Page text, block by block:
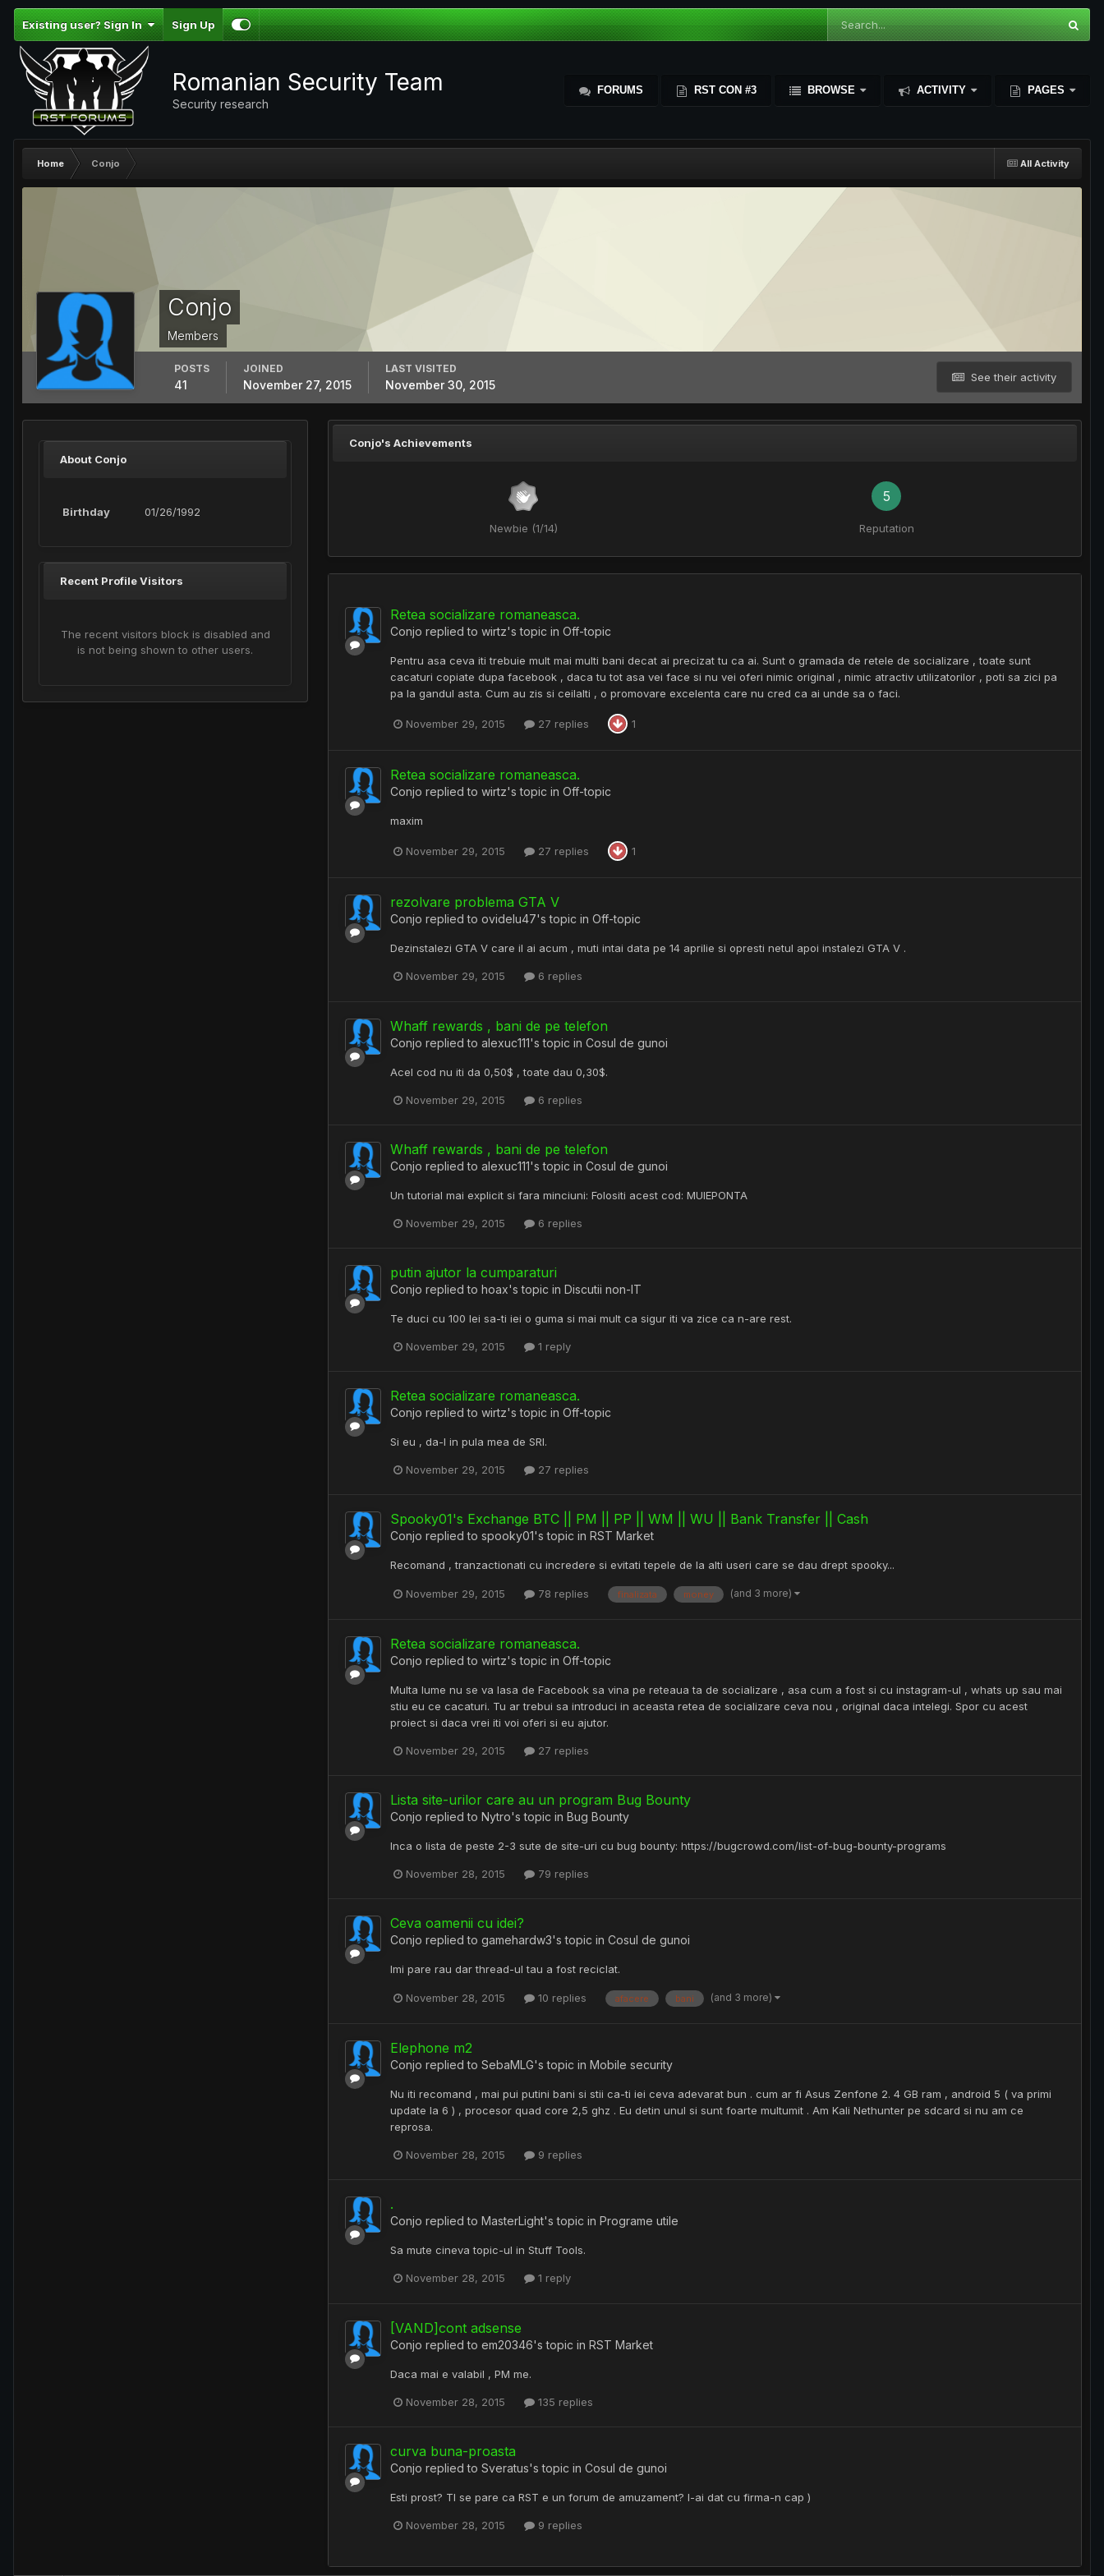
Existing user? Sign In Sign Up
Romanian Security Team
Security research
FORUMS RST CON #3 BROWSE ACTIVITY PAGES
All Activity
Home Conjo
Conjo
Members
See their activity
POSTS
41
JOINED
November 27, 2015
LAST VISITED
November 30, 2015
About Conjo
Birthday 01/26/1992
Recent Profile Visitors
The recent visitors block is disabled and
is not being shown to other users.
Conjo's Achievements
Newbie (1/14)
5
Reputation
Retea socializare romaneasca.
Conjo replied to wirtz's topic in Off-topic
Pentru asa ceva iti trebuie mult mai multi bani decat ai precizat tu ca ai. Sunt o gramada de retele de socializare , toate sunt
cacaturi copiate dupa facebook , daca tu tot asa vei face si nu vei oferi nimic original , nimic atractiv utilizatorilor , poti sa zici pa
pa la gandul asta. Cum au zis si ceilalti , o promovare excelenta care nu cred ca ai unde sa o faci.
November 29, 2015 27 replies 1
Retea socializare romaneasca.
Conjo replied to wirtz's topic in Off-topic
maxim
November 29, 2015 27 replies 1
rezolvare problema GTA V
Conjo replied to ovidelu47's topic in Off-topic
Dezinstalezi GTA V care il ai acum , muti intai data pe 14 aprilie si opresti netul apoi instalezi GTA V .
November 29, 2015 6 replies
Whaff rewards , bani de pe telefon
Conjo replied to alexuc111's topic in Cosul de gunoi
Acel cod nu iti da 0,50$ , toate dau 0,30$.
November 29, 2015 6 replies
Whaff rewards , bani de pe telefon
Conjo replied to alexuc111's topic in Cosul de gunoi
Un tutorial mai explicit si fara minciuni: Folositi acest cod: MUIEPONTA
November 29, 2015 6 replies
putin ajutor la cumparaturi
Conjo replied to hoax's topic in Discutii non-IT
Te duci cu 100 lei sa-ti iei o guma si mai mult ca sigur iti va zice ca n-are rest.
November 29, 2015 1 reply
Retea socializare romaneasca.
Conjo replied to wirtz's topic in Off-topic
Si eu , da-l in pula mea de SRI.
November 29, 2015 27 replies
Spooky01's Exchange BTC || PM || PP || WM || WU || Bank Transfer || Cash
Conjo replied to spooky01's topic in RST Market
Recomand , tranzactionati cu incredere si evitati tepele de la alti useri care se dau drept spooky...
November 29, 2015 78 replies finalizata money (and 3 more)
Retea socializare romaneasca.
Conjo replied to wirtz's topic in Off-topic
Multa lume nu se va lasa de Facebook sa vina pe reteaua ta de socializare , asa cum a fost si cu instagram-ul , whats up sau mai
stiu eu ce cacaturi. Tu ar trebui sa introduci in aceasta retea de socializare ceva nou , original daca intelegi. Spor cu acest
proiect si daca vrei iti voi oferi si eu ajutor.
November 29, 2015 27 replies
Lista site-urilor care au un program Bug Bounty
Conjo replied to Nytro's topic in Bug Bounty
Inca o lista de peste 2-3 sute de site-uri cu bug bounty: https://bugcrowd.com/list-of-bug-bounty-programs
November 28, 2015 79 replies
Ceva oamenii cu idei?
Conjo replied to gamehardw3's topic in Cosul de gunoi
Imi pare rau dar thread-ul tau a fost reciclat.
November 28, 2015 10 replies afacere bani (and 3 more)
Elephone m2
Conjo replied to SebaMLG's topic in Mobile security
Nu iti recomand , mai pui putini bani si stii ca-ti iei ceva adevarat bun . cum ar fi Asus Zenfone 2. 4 GB ram , android 5 ( va primi
update la 6 ) , procesor quad core 2,5 ghz . Eu detin unul si sunt foarte multumit . Am Kali Nethunter pe sdcard si nu am ce
reprosa.
November 28, 2015 9 replies
.
Conjo replied to MasterLight's topic in Programe utile
Sa mute cineva topic-ul in Stuff Tools.
November 28, 2015 1 reply
[VAND]cont adsense
Conjo replied to em20346's topic in RST Market
Daca mai e valabil , PM me.
November 28, 2015 135 replies
curva buna-proasta
Conjo replied to Sveratus's topic in Cosul de gunoi
Esti prost? TI se pare ca RST e un forum de amuzament? I-ai dat cu firma-n cap )
November 28, 2015 9 replies